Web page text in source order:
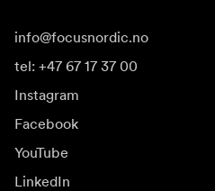
info@focusnordic.no
tel: +47 67 17 37 00
Instagram
Facebook
YouTube
LinkedIn